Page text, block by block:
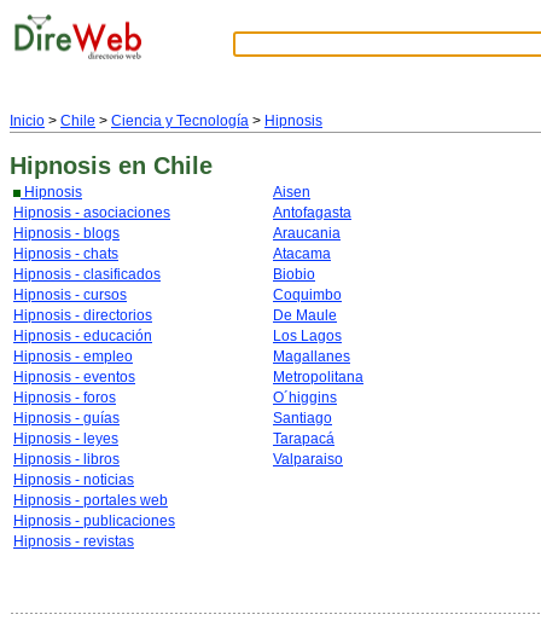
Inicio > Chile > Ciencia y Tecnología > Hipnosis
Hipnosis en Chile
Hipnosis
Hipnosis - asociaciones
Hipnosis - blogs
Hipnosis - chats
Hipnosis - clasificados
Hipnosis - cursos
Hipnosis - directorios
Hipnosis - educación
Hipnosis - empleo
Hipnosis - eventos
Hipnosis - foros
Hipnosis - guías
Hipnosis - leyes
Hipnosis - libros
Hipnosis - noticias
Hipnosis - portales web
Hipnosis - publicaciones
Hipnosis - revistas
Aisen
Antofagasta
Araucania
Atacama
Biobio
Coquimbo
De Maule
Los Lagos
Magallanes
Metropolitana
O´higgins
Santiago
Tarapacá
Valparaiso